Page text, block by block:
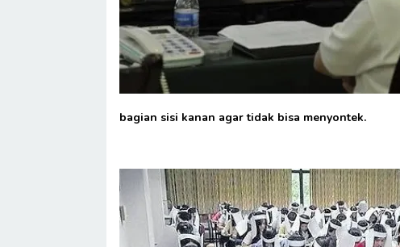
bagian sisi kanan agar tidak bisa menyontek.